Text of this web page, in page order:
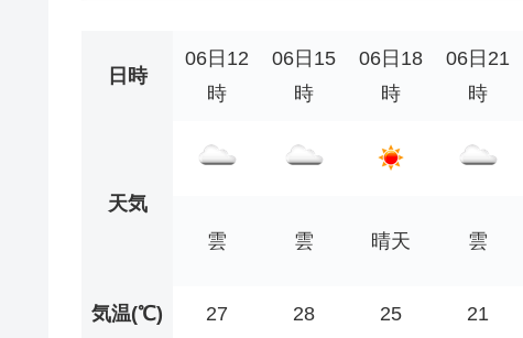
日時
06日12
時
06日15
時
06日18
時
06日21
時
天気
雲
雲 晴天 雲
気温(℃) 27 28 25 21